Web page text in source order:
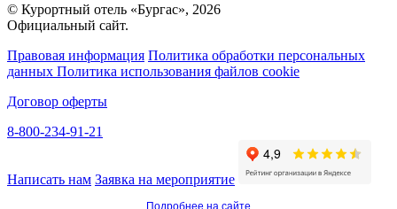
© Курортный отель «Бургас», 2026
Официальный сайт.
Правовая информация Политика обработки персональных
данных Политика использования файлов cookie
Договор оферты
8-800-234-91-21
Написать нам Заявка на мероприятие
Подробнее на сайте